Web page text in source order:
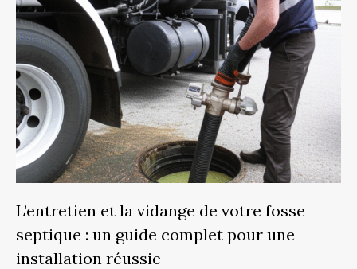
L’entretien et la vidange de votre fosse
septique : un guide complet pour une
installation réussie